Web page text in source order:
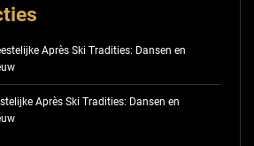
Après Ski Tradities: Dansen en
Après Ski Tradities: Dansen en